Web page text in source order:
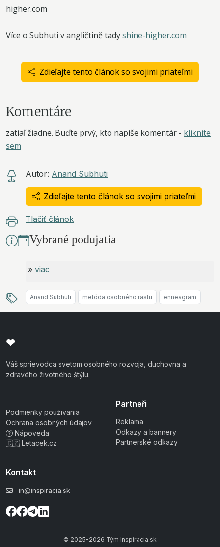
higher.com
Více o Subhuti v angličtině tadyshine-higher.com
Zdieľajte tento článok so svojimi priateľmi
Komentáre
zatiaľ žiadne. Buďte prvý, kto napíše komentár - kliknite
sem
Autor: Anand Subhuti
Zdieľajte tento článok so svojimi priateľmi
Tlačiť článok
Vybrané podujatia
» viac
Anand Subhuti metóda osobného rastu enneagram
❤
Váš sprievodca svetom osobného rozvoja, duchovna a
zdravého životného štýlu.
Podmienky používania
Ochrana osobných údajov
Nápoveda
🇨🇿 Letacek.cz
Partneři
Reklama
Odkazy a bannery
Partnerské odkazy
Kontakt
in@inspiracia.sk
© 2025-2026 Tým Inspiracia.sk